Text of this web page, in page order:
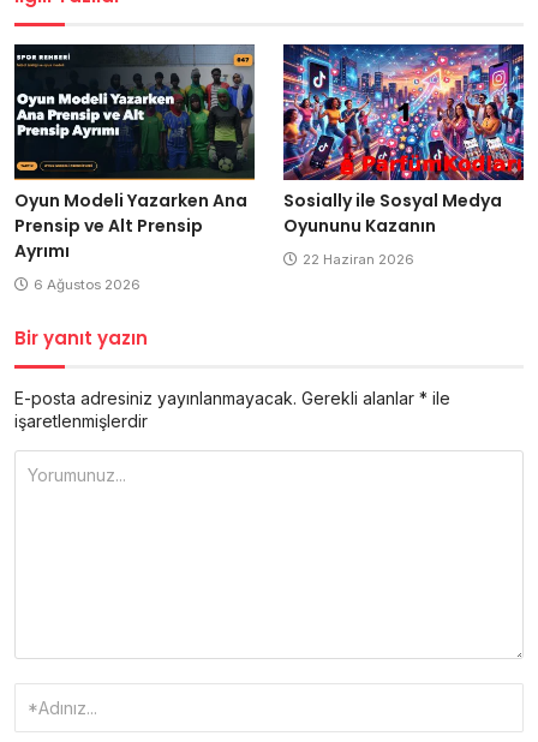
Oyun Modeli Yazarken Ana
Prensip ve Alt Prensip
Ayrımı
6 Ağustos 2026
Sosially ile Sosyal Medya
Oyununu Kazanın
22 Haziran 2026
Bir yanıt yazın
E-posta adresiniz yayınlanmayacak. Gerekli alanlar * ile
işaretlenmişlerdir